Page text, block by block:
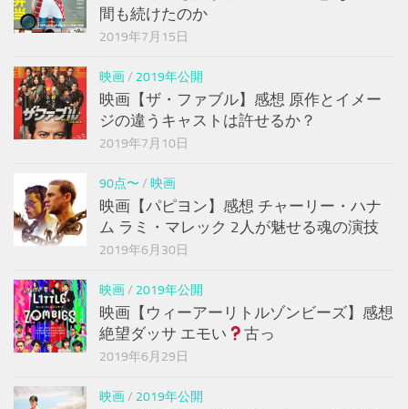
間も続けたのか
2019年7月15日
映画/ 2019年公開
映画【ザ・ファブル】感想 原作とイメー
ジの違うキャストは許せるか？
2019年7月10日
90点〜 / 映画
映画【パピヨン】感想 チャーリー・ハナ
ム ラミ・マレック 2人が魅せる魂の演技
2019年6月30日
映画/ 2019年公開
映画【ウィーアーリトルゾンビーズ】感想
絶望ダッサ エモい
古っ
2019年6月29日
映画/ 2019年公開